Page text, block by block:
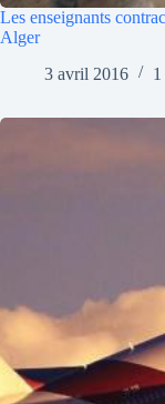
Les enseignants
Alger
3 avril 2016